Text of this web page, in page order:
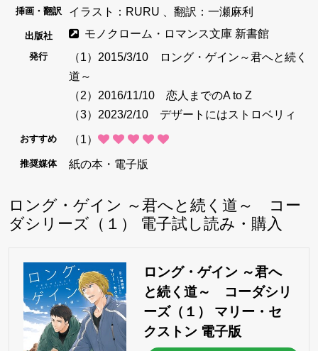
挿画・翻訳 イラスト：RURU 、翻訳：一瀬麻利
出版社 モノクローム・ロマンス文庫 新書館
発行
（1）2015/3/10 ロング・ゲイン～君へと続く
道～
（2）2016/11/10 恋人までのA to Z
（3）2023/2/10 デザートにはストロベリィ
おすすめ （1）
推奨媒体 紙の本・電子版
ロング・ゲイン ～君へと続く道～ コー
ダシリーズ（１） 電子試し読み・購入
ロング・ゲイン ～君へ
と続く道～ コーダシリ
ーズ（１） マリー・セ
クストン 電子版